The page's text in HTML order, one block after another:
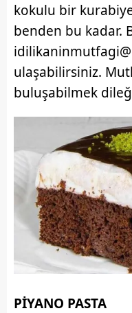
kokulu bir
benden bu kadar.
ulaşabilirsiniz.
buluşabilmek
PİYANO PASTA